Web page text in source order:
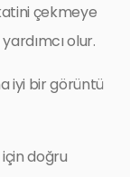
çekmeye
olur.
iyi bir görüntü
doğru